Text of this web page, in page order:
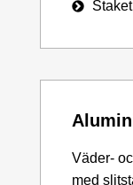
Staket
Väder-
med